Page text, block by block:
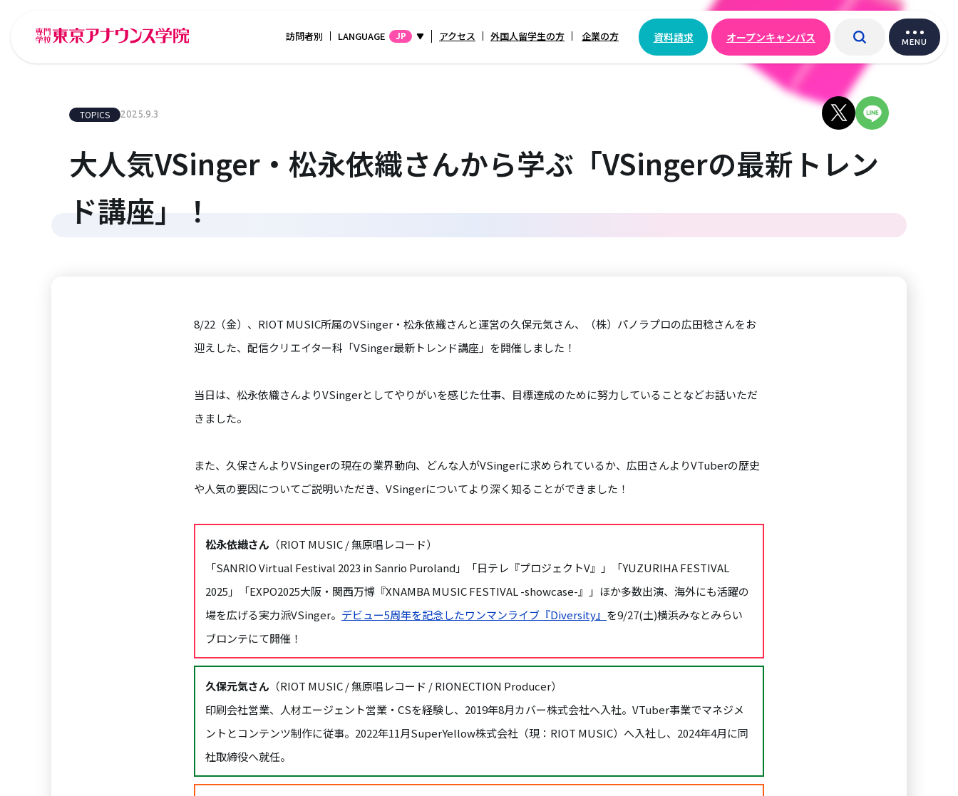
訪問者別 LANGUAGE JP アクセス 外国人留学生の方 企業の方 資料請求 オープンキャンパス MENU
TOPICS 2025.9.3
大人気VSinger・松永依織さんから学ぶ「VSingerの最新トレン
ド講座」！
8/22（金）、RIOT MUSIC所属のVSinger・松永依織さんと運営の久保元気さん、（株）パノラプロの広田稔さんをお
迎えした、配信クリエイター科「VSinger最新トレンド講座」を開催しました！
当日は、松永依織さんよりVSingerとしてやりがいを感じた仕事、目標達成のために努力していることなどお話いただ
きました。
また、久保さんよりVSingerの現在の業界動向、どんな人がVSingerに求められているか、広田さんよりVTuberの歴史
や人気の要因についてご説明いただき、VSingerについてより深く知ることができました！
松永依織さん （RIOT MUSIC / 無原唱レコード）
「SANRIO Virtual Festival 2023 in Sanrio Puroland」「日テレ『プロジェクトV』」「YUZURIHA FESTIVAL
2025」「EXPO2025大阪・関西万博『XNAMBA MUSIC FESTIVAL -showcase-』」ほか多数出演、海外にも活躍の
場を広げる実力派VSinger。 デビュー5周年を記念したワンマンライブ『Diversity』 を9/27(土)横浜みなとみらい
ブロンテにて開催！
久保元気さん （RIOT MUSIC / 無原唱レコード / RIONECTION Producer）
印刷会社営業、人材エージェント営業・CSを経験し、2019年8月カバー株式会社へ入社。VTuber事業でマネジメ
ントとコンテンツ制作に従事。2022年11月SuperYellow株式会社（現：RIOT MUSIC）へ入社し、2024年4月に同
社取締役へ就任。